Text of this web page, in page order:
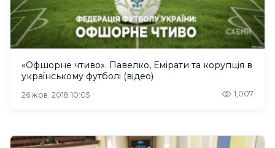
«Офшорне чтиво». Павелко, Емірати та корупція в
українському футболі (відео)
26 жов. 2018 10:05 1,007